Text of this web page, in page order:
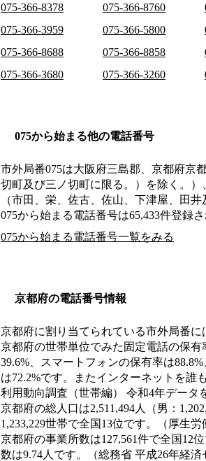
075-366-8378
075-366-8760
075-366-3959
075-366-5800
075-366-8688
075-366-8858
075-366-3680
075-366-3260
075から始まる他の電話番号
市外局番075は大阪府三島郡、京都府京
切町及び三ノ切町に限る。）を除く。
（市田、栄、佐古、佐山、下津屋、田井
075から始まる電話番号は65,433件登録さ
075から始まる電話番号一覧をみる
京都府の電話番号情報
京都府に割り当てられている市外局番に
京都府の世帯単位でみた固定電話の保有
39.6%、スマートフォンの保有率は
は72.2%です。またインターネットを誰
利用動向調査（世帯編） 令和4年データ
京都府の総人口は2,511,494人（男：
1,233,229世帯で全国13位です。（厚生
京都府の事業所数は127,561件で全国12
数は9.74人です。（総務省 平成26年経済